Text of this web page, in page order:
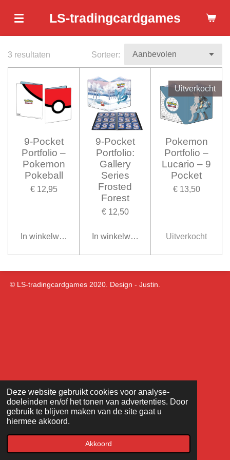
Deze website gebruikt cookies voor analyse-
doeleinden en/of het tonen van advertenties. Door
gebruik te blijven maken van de site gaat u
hiermee akkoord.
Akkoord
direct
naar
de
LS-tradingcardgames
3 resultaten Sorteer:
9-Pocket
Portfolio –
Pokemon
Pokeball
€ 12,95
In winkelwagen
9-Pocket
Portfolio:
Gallery
Series
Frosted
Forest
€ 12,50
In winkelwagen
Uitverkocht
Pokemon
Portfolio –
Lucario – 9
Pocket
€ 13,50
Uitverkocht
© LS-tradingcardgames 2020. Design - Justin.